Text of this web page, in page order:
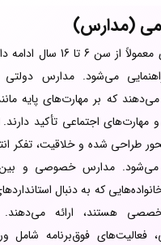
(مدارس)
در کانادا، آموزش اجباری معمولاً
می‌شود. مدارس دولتی
می‌دهند که بر مهارت‌های پایه
مهارت‌های اجتماعی تأکید
طراحی شده و خلاقیت، تفکر
مدارس خصوصی و
که به دنبال
هستند، ارائه می‌دهند.
فعالیت‌های فوق‌برنامه شامل